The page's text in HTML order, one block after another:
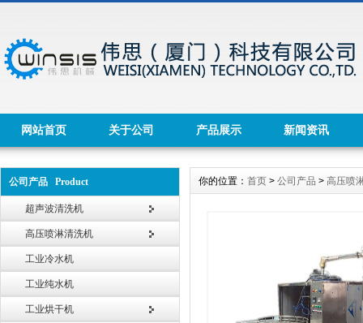
网站首页 关于公司 产品展示 新闻资讯
公司产品 Product
超声波清洗机
高压喷淋清洗机
工业冷水机
工业纯水机
工业烘干机
你的位置： 首页 > 公司产品 > 高压喷